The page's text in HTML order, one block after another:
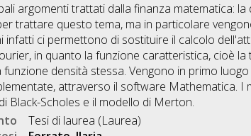
argomenti trattati dalla finanza matematica:
trattare questo tema, ma in particolare
infatti ci permettono di sostituire il calcolo
in quanto la funzione caratteristica, cioè
densità stessa. Vengono in primo
attraverso il software Mathematica. I
Black-Scholes e il modello di Merton.
Tesi di laurea (Laurea)